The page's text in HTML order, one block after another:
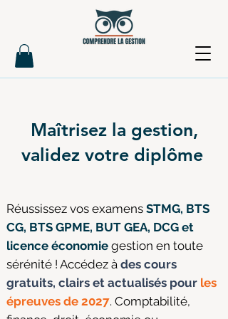
Maîtrisez la gestion,
validez votre diplôme
Réussissez vos examens STMG, BTS
CG, BTS GPME, BUT GEA, DCG et
licence économie gestion en toute
sérénité ! Accédez à des cours
gratuits, clairs et actualisés pour les
épreuves de 2027. Comptabilité,